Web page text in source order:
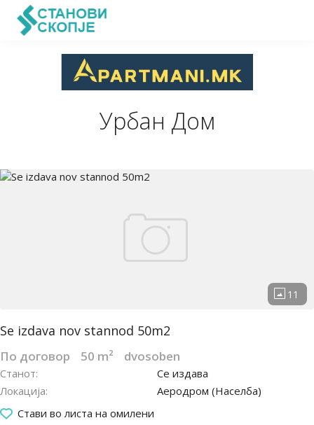
Урбан Дом
Se izdava nov stannod 50m2
По договор 50 m² dvosoben
Станот
Се издава
Локација
Аеродром (Населба)
Стави во листа на омилени
10.03.2025